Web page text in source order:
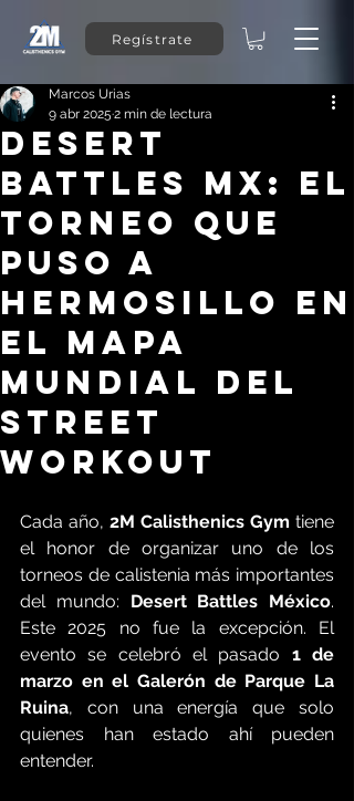
Regístrate
Desert
Battles MX: El
Torneo Que
Puso a
Hermosillo en
el Mapa
Mundial del
Street
Workout
Marcos Urias
9 abr 2025 2 min de lectura
Cada año, 2M Calisthenics Gym tiene
el honor de organizar uno de los
torneos de calistenia más importantes
del mundo: Desert Battles México.
Este 2025 no fue la excepción. El
evento se celebró el pasado 1 de
marzo en el Galerón de Parque La
Ruina, con una energía que solo
quienes han estado ahí pueden
entender.